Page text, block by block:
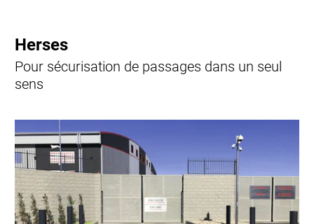
Herses
Pour sécurisation de passages dans un seul
sens